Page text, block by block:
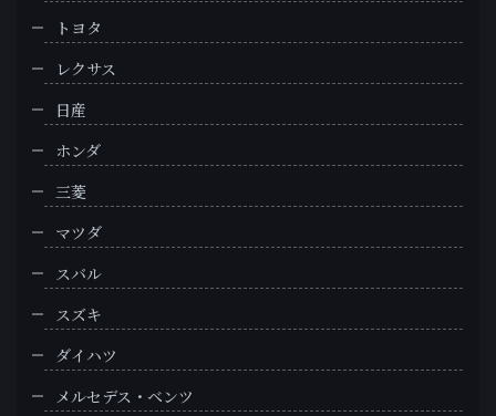
トヨタ
レクサス
日産
ホンダ
三菱
マツダ
スバル
スズキ
ダイハツ
メルセデス・ベンツ